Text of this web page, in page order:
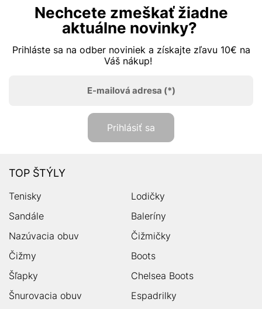
Nechcete zmeškať žiadne
aktuálne novinky?
Prihláste sa na odber noviniek a získajte zľavu 10€ na
Váš nákup!
E-mailová adresa (*)
Prihlásiť sa
TOP ŠTÝLY
Tenisky
Lodičky
Sandále
Baleríny
Nazúvacia obuv
Čižmičky
Čižmy
Boots
Šľapky
Chelsea Boots
Šnurovacia obuv
Espadrilky